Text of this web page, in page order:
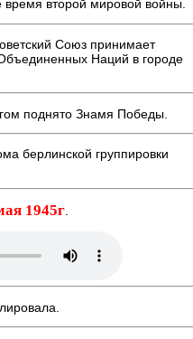
время второй мировой войны.
Союз принимает
Наций в городе
поднято Знамя Победы.
берлинской группировки
1945г